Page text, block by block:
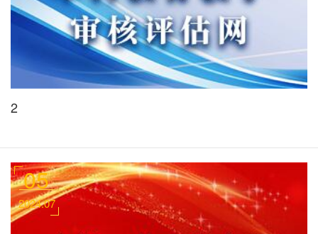
2
05
2024.07